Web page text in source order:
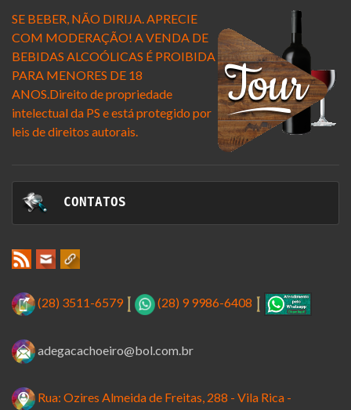
SE BEBER, NÃO DIRIJA. APRECIE
COM MODERAÇÃO! A VENDA DE
BEBIDAS ALCOÓLICAS É PROIBIDA
PARA MENORES DE 18
ANOS.Direito de propriedade
intelectual da PS e está protegido por
leis de direitos autorais.
CONTATOS
(28) 3511-6579 (28) 9 9986-6408
adegacachoeiro@bol.com.br
Rua: Ozires Almeida de Freitas, 288 - Vila Rica -